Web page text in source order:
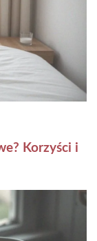
Korzyści i